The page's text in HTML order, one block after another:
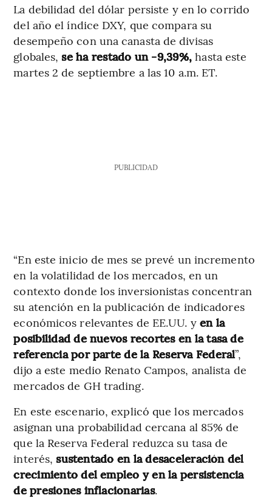
La debilidad del dólar persiste y en lo corrido
del año el índice DXY, que compara su
desempeño con una canasta de divisas
globales,se ha restado un -9,39%,hasta este
martes 2 de septiembre a las 10 a.m. ET.
PUBLICIDAD
“En este inicio de mes se prevé un incremento
en la volatilidad de los mercados, en un
contexto donde los inversionistas concentran
su atención en la publicación de indicadores
económicos relevantes de EE.UU. y en la
posibilidad de nuevos recortes en la tasa de
referencia por parte de la Reserva Federal”,
dijo a este medio Renato Campos, analista de
mercados de GH trading.
En este escenario, explicó que los mercados
asignan una probabilidad cercana al 85% de
que la Reserva Federal reduzca su tasa de
interés,sustentado en la desaceleración del
crecimiento del empleo y en la persistencia
de presiones inflacionarias.